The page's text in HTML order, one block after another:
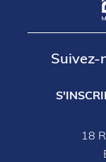
Suivez-
18